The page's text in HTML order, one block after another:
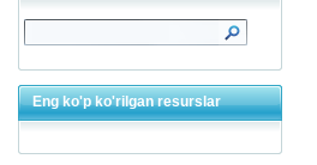
Eng ko'p ko'rilgan resurslar